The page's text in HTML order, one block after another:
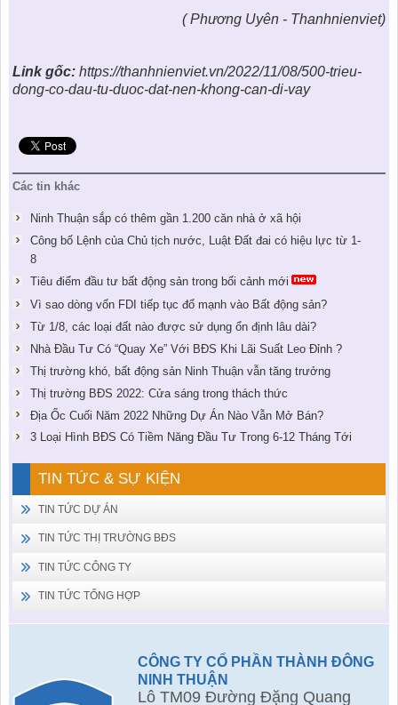
( Phương Uyên - Thanhnienviet)
Link gốc: https://thanhnienviet.vn/2022/11/08/500-trieu-
dong-co-dau-tu-duoc-dat-nen-khong-can-di-vay
Các tin khác
Ninh Thuận sắp có thêm gần 1.200 căn nhà ở xã hội
Công bố Lệnh của Chủ tịch nước, Luật Đất đai có hiệu lực từ 1-
8
Tiêu điểm đầu tư bất động sản trong bối cảnh mới
Vì sao dòng vốn FDI tiếp tục đổ mạnh vào Bất động sản?
Từ 1/8, các loại đất nào được sử dụng ổn định lâu dài?
Nhà Đầu Tư Có “Quay Xe” Với BĐS Khi Lãi Suất Leo Đỉnh ?
Thị trường khó, bất động sản Ninh Thuận vẫn tăng trưởng
Thị trường BĐS 2022: Cửa sáng trong thách thức
Địa Ốc Cuối Năm 2022 Những Dự Án Nào Vẫn Mở Bán?
3 Loại Hình BĐS Có Tiềm Năng Đầu Tư Trong 6-12 Tháng Tới
TIN TỨC & SỰ KIỆN
TIN TỨC DỰ ÁN
TIN TỨC THỊ TRƯỜNG BĐS
TIN TỨC CÔNG TY
TIN TỨC TỔNG HỢP
CÔNG TY CỔ PHẦN THÀNH ĐÔNG
NINH THUẬN
Lô TM09 Đường Đặng Quang